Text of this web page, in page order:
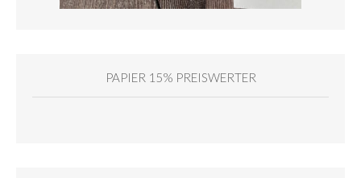
PAPIER 15% PREISWERTER